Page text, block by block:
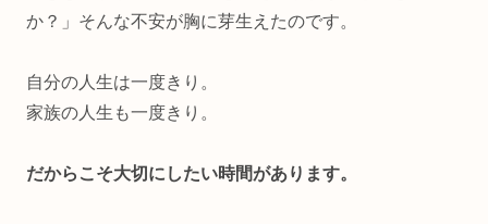
か？」そんな不安が胸に芽生えたのです。
自分の人生は一度きり。
家族の人生も一度きり。
だからこそ大切にしたい時間があります。